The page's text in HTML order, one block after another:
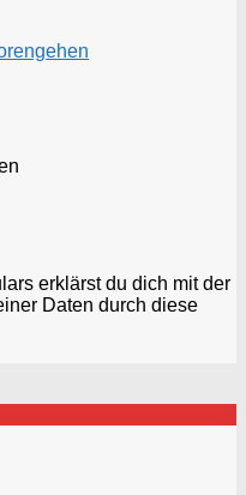
erklärst du dich mit der
Daten durch diese